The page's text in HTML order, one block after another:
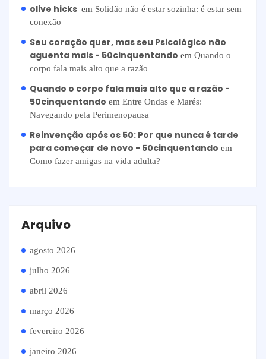
olive hicks em Solidão não é estar sozinha: é estar sem
conexão
Seu coração quer, mas seu Psicológico não
aguenta mais - 50cinquentando em Quando o
corpo fala mais alto que a razão
Quando o corpo fala mais alto que a razão -
50cinquentando em Entre Ondas e Marés:
Navegando pela Perimenopausa
Reinvenção após os 50: Por que nunca é tarde
para começar de novo - 50cinquentando em
Como fazer amigas na vida adulta?
Arquivo
agosto 2026
julho 2026
abril 2026
março 2026
fevereiro 2026
janeiro 2026